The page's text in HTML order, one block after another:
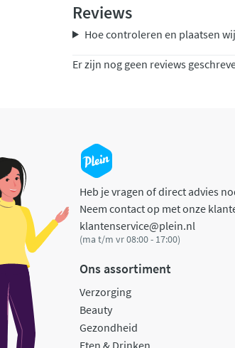
Reviews
Hoe controleren en plaatsen
Er zijn nog geen reviews
Heb je vragen of direct advies
Neem contact op met onze
klantenservice@plein.nl
(ma t/m vr 08:00 - 17:00)
Ons assortiment
Verzorging
Beauty
Gezondheid